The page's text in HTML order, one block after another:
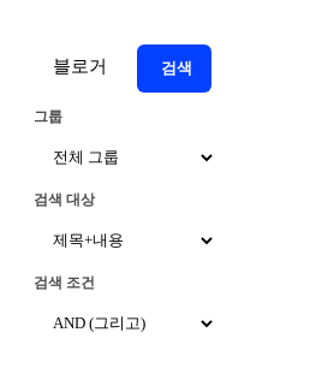
검색
그룹
검색 대상
검색 조건